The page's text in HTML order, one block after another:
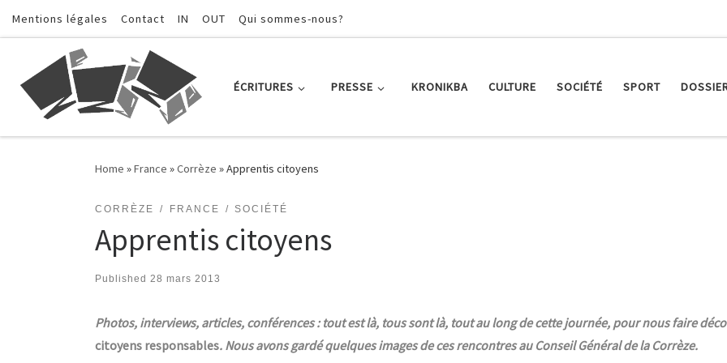
Skip to content
Mentions légales Contact IN OUT Qui sommes-nous?
ÉCRITURES PRESSE KRONIKBA CULTURE SOCIÉTÉ SPORT
Home »France »Corrèze »Apprentis citoyens
CORRÈZE FRANCE SOCIÉTÉ
Apprentis citoyens
Published 28 mars 2013
Photos, interviews, articles, conférences : tout est là, tous sont là, tout au long de cette journée, pour nous faire
citoyens responsables. Nous avons gardé quelques images de ces rencontres au Conseil Général de la Corrèze.